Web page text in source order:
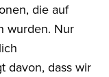
die auf
wurden. Nur
davon, dass wir